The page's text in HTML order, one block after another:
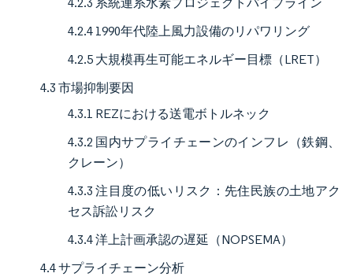
4.2.4 1990年代陸上風力設備のリパワリング
4.2.5 大規模再生可能エネルギー目標（LRET）
4.3 市場抑制要因
4.3.1 REZにおける送電ボトルネック
4.3.2 国内サプライチェーンのインフレ（鉄鋼、
クレーン）
4.3.3 注目度の低いリスク：先住民族の土地アク
セス訴訟リスク
4.3.4 洋上計画承認の遅延（NOPSEMA）
4.4 サプライチェーン分析